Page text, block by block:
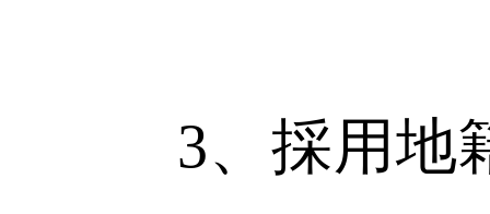
3、採用地